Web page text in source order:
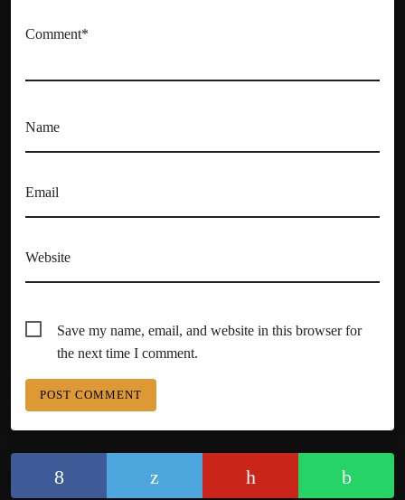
Comment*
Name
Email
Website
Save my name, email, and website in this browser for
the next time I comment.